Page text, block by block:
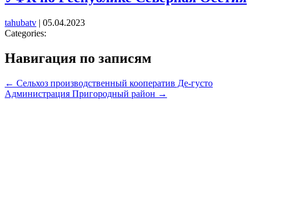
tahubatv | 05.04.2023
Categories:
Навигация по записям
← Сельхоз производственный кооператив Де-густо
Администрация Пригородный район →